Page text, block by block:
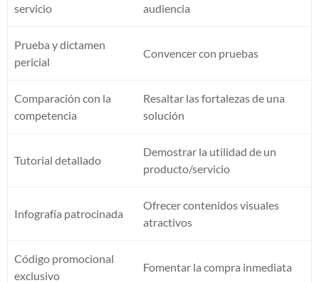
servicio
audiencia
Prueba y dictamen
pericial
Convencer con pruebas
Comparación con la
competencia
Resaltar las fortalezas de una
solución
Tutorial detallado
Demostrar la utilidad de un
producto/servicio
Infografía patrocinada
Ofrecer contenidos visuales
atractivos
Código promocional
exclusivo
Fomentar la compra inmediata